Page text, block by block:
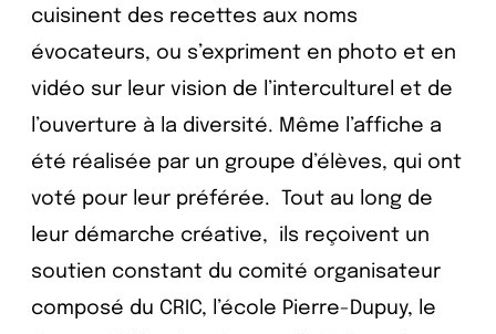
cuisinent des recettes aux noms
évocateurs, ou s’expriment en photo et en
vidéo sur leur vision de l’interculturel et de
l’ouverture à la diversité. Même l’affiche a
été réalisée par un groupe d’élèves, qui ont
voté pour leur préférée. Tout au long de
leur démarche créative, ils reçoivent un
soutien constant du comité organisateur
composé du CRIC, l’école Pierre-Dupuy, le